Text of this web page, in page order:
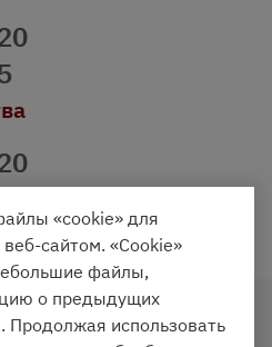
Стол.
Vegas Studio
«cookie» для
сайтом. «Cookie»
файлы,
о предыдущих
Продолжая использовать